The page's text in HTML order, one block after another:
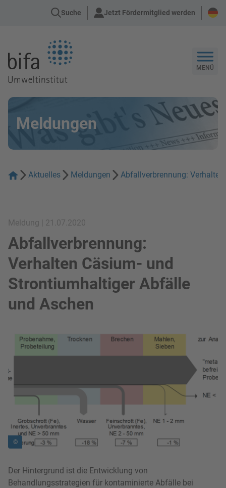
Suche Jetzt Fördermitglied werden
MENÜ
Meldungen
Aktuelles Meldungen Abfallverbrennung:
Meldung | 21.07.2020
Abfallverbrennung:
Verhalten Cäsium- und
Strontiumhaltiger Abfälle
und Aschen
Bild in Lightbox zeigen
©
Der Hintergrund ist die Entwicklung von
Behandlungsstrategien für kontaminierte Abfälle bei